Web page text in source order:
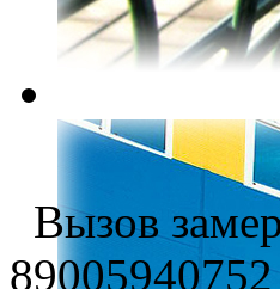
Вызов
89005940752